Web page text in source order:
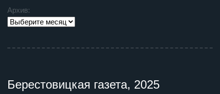
Архив:
Берестовицкая газета, 2025